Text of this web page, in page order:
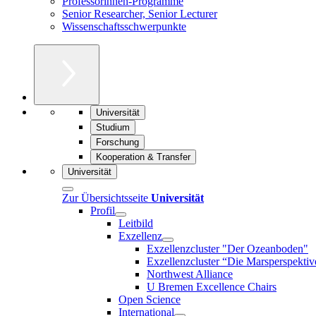
Senior Researcher, Senior Lecturer
Wissenschaftsschwerpunkte
Universität
Studium
Forschung
Kooperation & Transfer
Universität
Zur Übersichtsseite Universität
Profil
Leitbild
Exzellenz
Exzellenzcluster "Der Ozeanboden"
Exzellenzcluster “Die
Northwest Alliance
U Bremen Excellence Chairs
Open Science
International